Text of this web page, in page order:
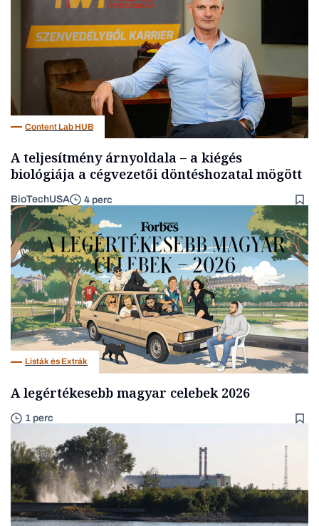
Content Lab HUB
A teljesítmény árnyoldala – a kiégés
biológiája a cégvezetői döntéshozatal mögött
BioTechUSA 4 perc
Listák és Extrák
A legértékesebb magyar celebek 2026
1 perc